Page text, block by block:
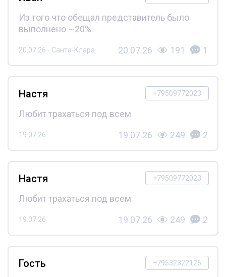
Из того что обещал представитель было
выполнено ~20%
20.07.26 - Санта-Клара 20.07.26 191 1
+79509772023
Настя
Любит трахаться под всем
19.07.26 19.07.26 249 2
+79509772023
Настя
Любит трахаться под всем
19.07.26 19.07.26 249 2
+79532322126
Гость